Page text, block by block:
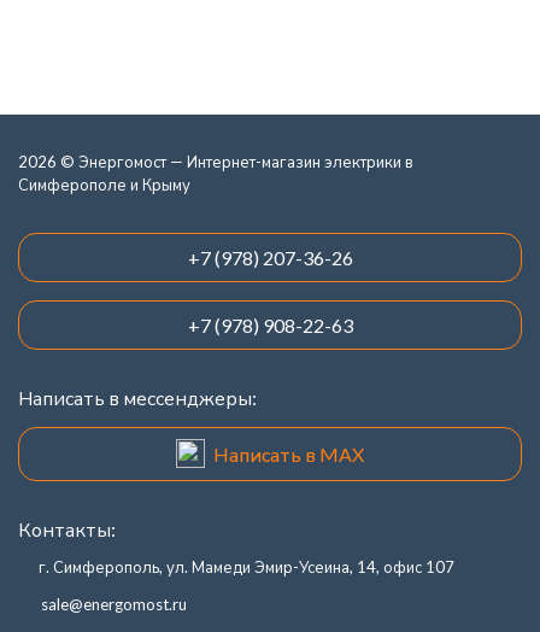
2026 © Энергомост — Интернет-магазин электрики в
Симферополе и Крыму
+7 (978) 207-36-26
+7 (978) 908-22-63
Написать в мессенджеры:
Написать в MAX
Контакты:
г. Симферополь, ул. Мамеди Эмир-Усеина, 14, офис 107
sale@energomost.ru